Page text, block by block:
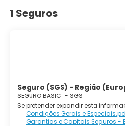
1 Seguros
Seguro (SGS) - Região
SEGURO BASIC - SGS
Se pretender expandir esta
Condições Gerais e
Garantias e Capitais Seguros -